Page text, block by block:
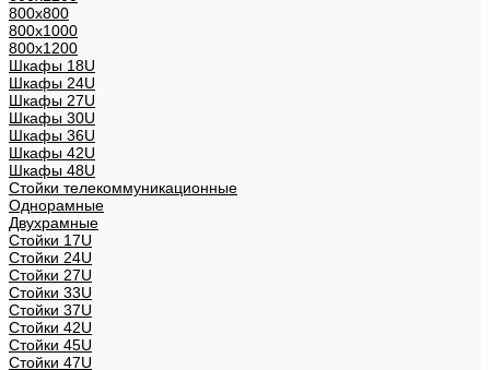
800x800
800х1000
800х1200
Шкафы 18U
Шкафы 24U
Шкафы 27U
Шкафы 30U
Шкафы 36U
Шкафы 42U
Шкафы 48U
Стойки телекоммуникационные
Однорамные
Двухрамные
Стойки 17U
Стойки 24U
Стойки 27U
Стойки 33U
Стойки 37U
Стойки 42U
Стойки 45U
Стойки 47U